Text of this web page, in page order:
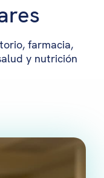
farmacia,
y nutrición